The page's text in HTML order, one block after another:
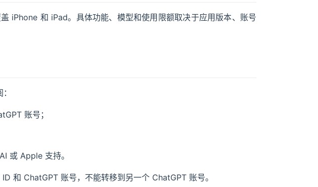
iPhone 和 iPad。具体功能、模型和使用限额取决于应用版本、账号
账号；
或 Apple 支持。
和 ChatGPT 账号，不能转移到另一个 ChatGPT 账号。